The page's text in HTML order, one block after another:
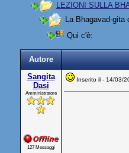
LEZIONI SULLA
La Bhagavad-gita
Qui c'è:
Autore
Sangita
Dasi
Amministratore
127 Messaggi
Inserito il - 14/03/